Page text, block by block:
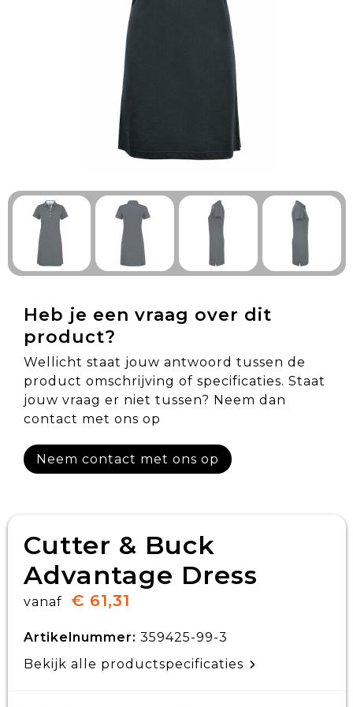
Technologie & Gadgets
Outdoor & Vrije tijd
Pennen & Schrijfwaren
Tassen & Reizen
Eten & Drinken
Heb je een vraag over dit
product?
Wellicht staat jouw antwoord tussen de
product omschrijving of specificaties. Staat
jouw vraag er niet tussen? Neem dan
contact met ons op
Neem contact met ons op
Cutter & Buck
Advantage Dress
vanaf € 61,31
Artikelnummer: 359425-99-3
Bekijk alle productspecificaties